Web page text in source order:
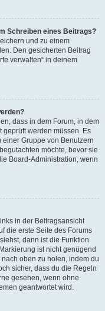
Schreiben eines Beitrags?
und zu einem
Den gesicherten Beitrag
verwalten“ in deinem
dass in dem Forum, in dem
geprüft werden müssen. Es
Gruppe von Benutzern
möchte, bevor sie
Board-Administration, wenn
in der Beitragsansicht
die erste Seite des Forums
dann ist die Funktion
ist nicht genügend
oben zu holen, indem du
sicher, dass du die Regeln
gesehen, wenn ohne
geantwortet wird.